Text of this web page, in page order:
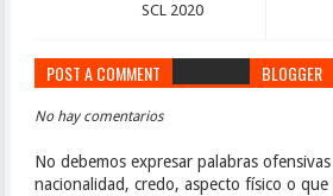
SCL 2020
POST A COMMENT BLOGGER
No hay comentarios
No debemos expresar palabras
nacionalidad, credo, aspecto físico o que